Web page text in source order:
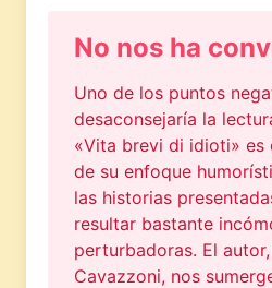
No nos ha
Uno de los puntos
desaconsejaría la
«Vita brevi di idioti» es
de su enfoque
las historias
resultar bastante
perturbadoras. El
Cavazzoni, nos